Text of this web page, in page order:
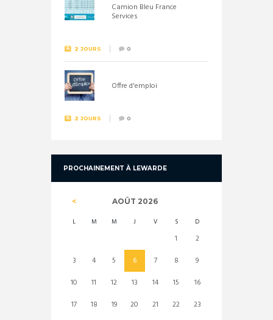
Camion Bleu France
Services
2 JOURS 0
Offre d'emploi
2 JOURS 0
PROCHAINEMENT À LEWARDE
AOÛT 2026
L M M J V S D
1
2
3
4 5 6 7 8
9
10
11 12 13 14 15
16
17
18 19 20 21 22 23